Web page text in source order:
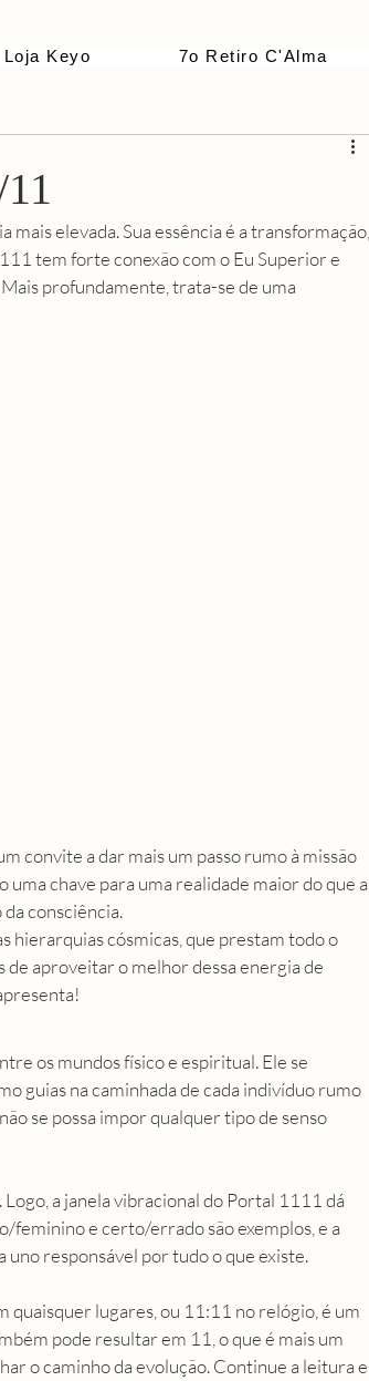
Loja Keyo 7o Retiro C'Alma
elevada. Sua essência é a transformação,
tem forte conexão com o Eu Superior e
profundamente, trata-se de uma
convite a dar mais um passo rumo à missão
chave para uma realidade maior do que a
consciência.
hierarquias cósmicas, que prestam todo o
de aproveitar o melhor dessa energia de
os mundos físico e espiritual. Ele se
guias na caminhada de cada indivíduo rumo
se possa impor qualquer tipo de senso
a janela vibracional do Portal 1111 dá
feminino e certo/errado são exemplos, e a
responsável por tudo o que existe.
lugares, ou 11:11 no relógio, é um
pode resultar em 11, o que é mais um
o caminho da evolução. Continue a leitura e